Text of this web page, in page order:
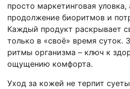
просто маркетинговая уловка,
продолжение биоритмов и
Каждый продукт раскрывает
только в «своё» время суток.
ритмы организма – ключ к
ощущению комфорта.
Уход за кожей не терпит